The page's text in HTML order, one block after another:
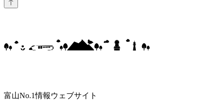
富山No.1情報ウェブサイト